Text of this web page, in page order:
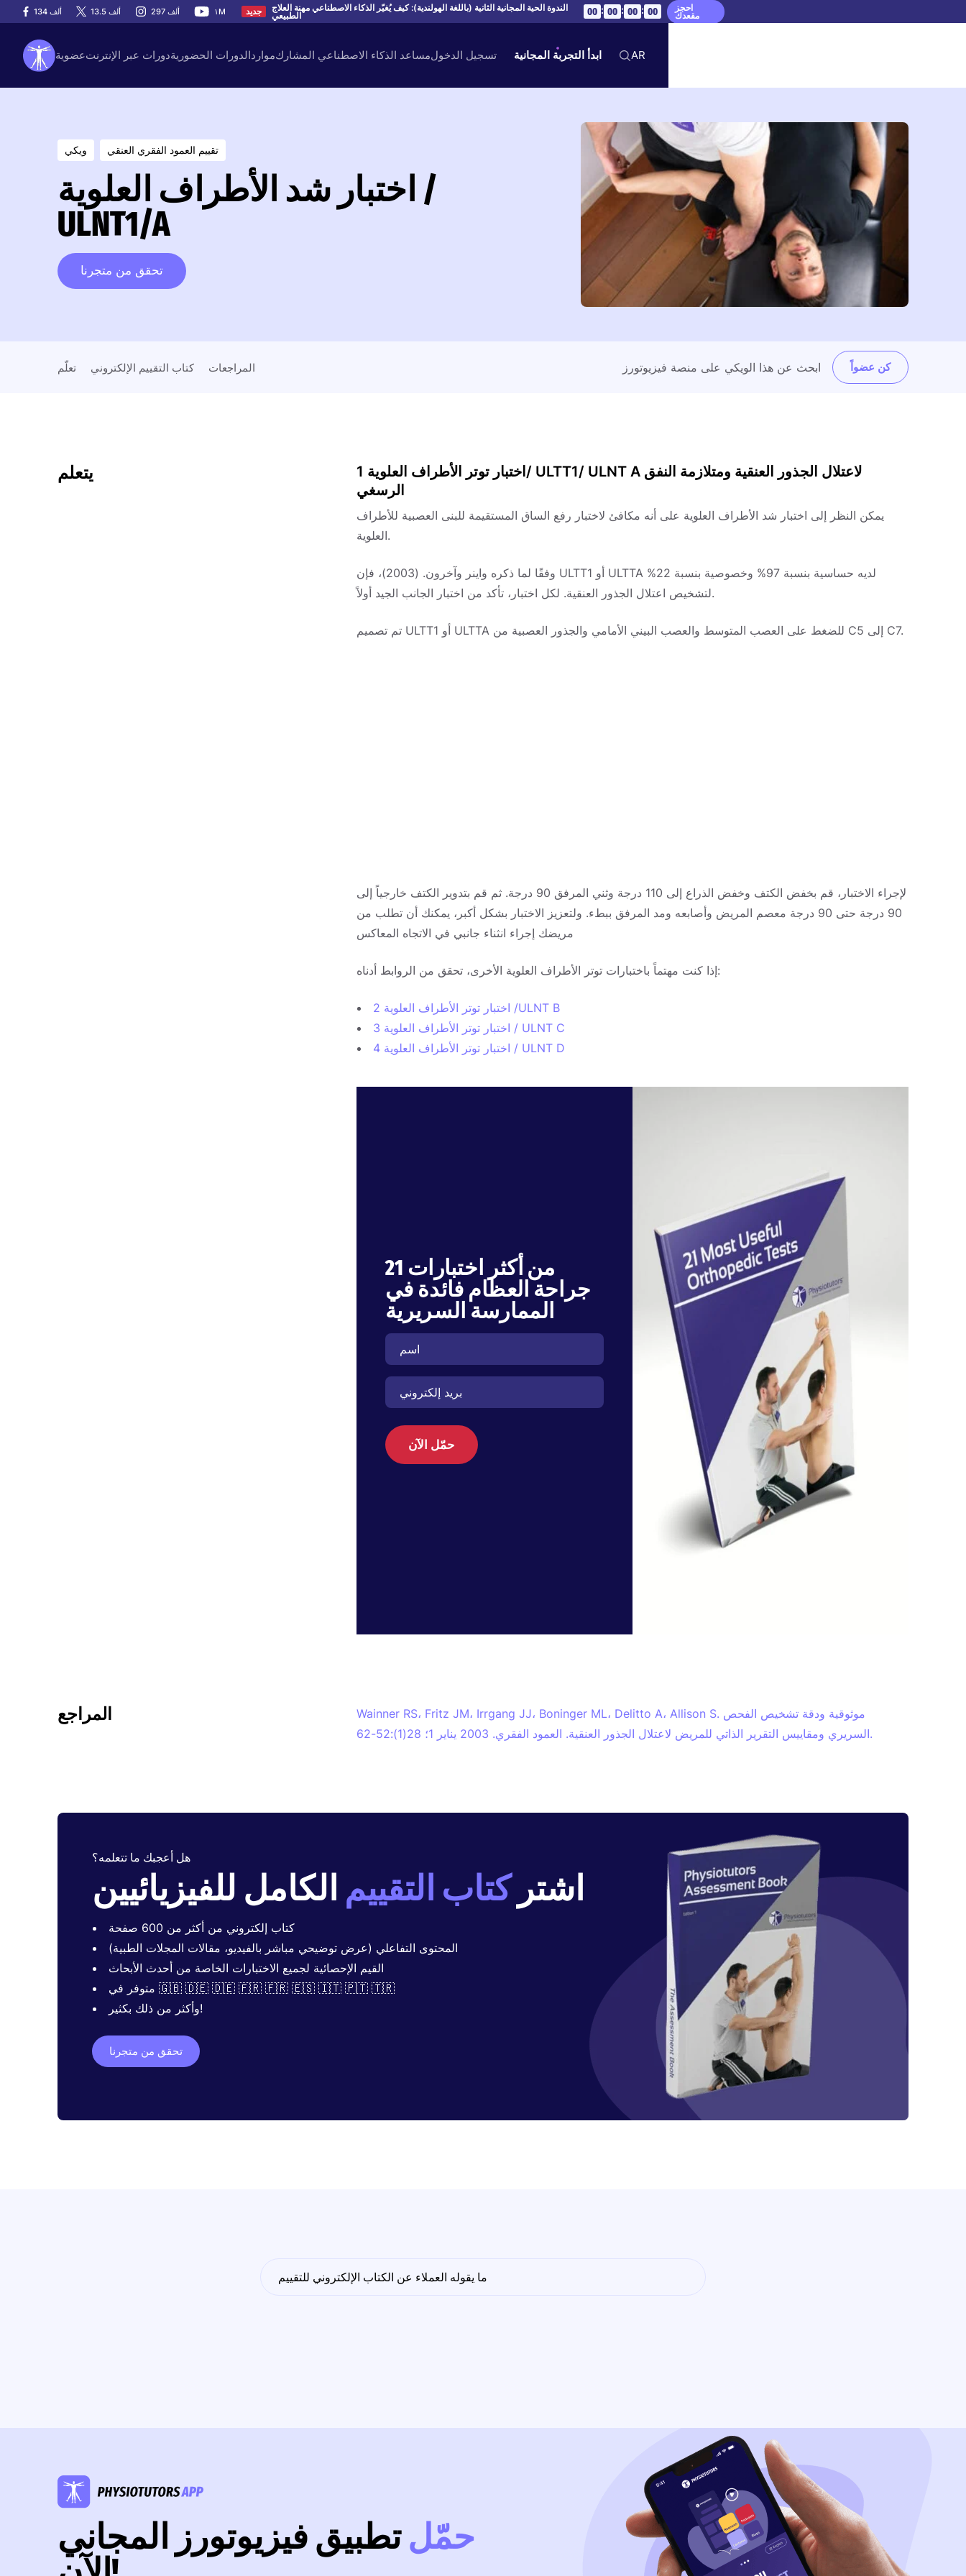
134 ألف 13.5 ألف 297 ألف ١M جديد الندوة الحية المجانية الثانية (باللغة الهولندية): كيف يُغيّر الذكاء الاصطناعي مهنة العلاج
الطبيعي 00 : 00 : 00 : 00 احجز
مقعدك
عضويةدورات عبر الإنترنتالدورات الحضوريةمواردمساعد الذكاء الاصطناعي المشاركتسجيل الدخول ابدأ التجربة المجانية AR
ويكي تقييم العمود الفقري العنقي
اختبار شد الأطراف العلوية /
ULNT1/A
تحقق من متجرنا
تعلّم كتاب التقييم الإلكتروني المراجعات ابحث عن هذا الويكي على منصة فيزيوتورز كن عضواً
يتعلم
اختبار توتر الأطراف العلوية 1/ ULTT1/ ULNT A لاعتلال الجذور العنقية ومتلازمة النفق
الرسغي
يمكن النظر إلى اختبار شد الأطراف العلوية على أنه مكافئ لاختبار رفع الساق المستقيمة للبنى العصبية للأطراف
العلوية.
وفقًا لما ذكره واينر وآخرون. (2003)، فإن ULTT1 أو ULTTA لديه حساسية بنسبة 97% وخصوصية بنسبة 22%
لتشخيص اعتلال الجذور العنقية. لكل اختبار، تأكد من اختبار الجانب الجيد أولاً.
تم تصميم ULTT1 أو ULTTA للضغط على العصب المتوسط والعصب البيني الأمامي والجذور العصبية من C5 إلى C7.
لإجراء الاختبار، قم بخفض الكتف وخفض الذراع إلى 110 درجة وثني المرفق 90 درجة. ثم قم بتدوير الكتف خارجياً إلى
90 درجة حتى 90 درجة معصم المريض وأصابعه ومد المرفق ببطء. ولتعزيز الاختبار بشكل أكبر، يمكنك أن تطلب من
مريضك إجراء انثناء جانبي في الاتجاه المعاكس
إذا كنت مهتماً باختبارات توتر الأطراف العلوية الأخرى، تحقق من الروابط أدناه:
اختبار توتر الأطراف العلوية 2 /ULNT B
اختبار توتر الأطراف العلوية 3 / ULNT C
اختبار توتر الأطراف العلوية 4 / ULNT D
21 من أكثر اختبارات
جراحة العظام فائدة في
الممارسة السريرية
حمّل الآن
المراجع
Wainner RS، Fritz JM، Irrgang JJ، Boninger ML، Delitto A، Allison S. موثوقية ودقة تشخيص الفحص
السريري ومقاييس التقرير الذاتي للمريض لاعتلال الجذور العنقية. العمود الفقري. 2003 يناير 1؛ 28(1):52-62.
هل أعجبك ما تتعلمه؟
اشتركتاب التقييم الكامل للفيزيائيين
كتاب إلكتروني من أكثر من 600 صفحة
المحتوى التفاعلي (عرض توضيحي مباشر بالفيديو، مقالات المجلات الطبية)
القيم الإحصائية لجميع الاختبارات الخاصة من أحدث الأبحاث
متوفر في 🇬🇧 🇩🇪 🇩🇪 🇫🇷 🇫🇷 🇪🇸 🇮🇹 🇵🇹 🇹🇷
وأكثر من ذلك بكثير!
تحقق من متجرنا
ما يقوله العملاء عن الكتاب الإلكتروني للتقييم
حمّلتطبيق فيزيوتورز المجاني